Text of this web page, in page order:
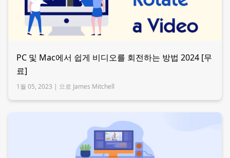
PC 및 Mac에서 쉽게 비디오를 회전하는 방법 2024 [무
료]
1월 05, 2023 | 으로 James Mitchell